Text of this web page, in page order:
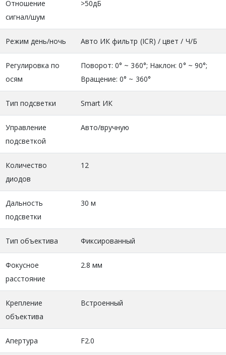
Отношение
сигнал/шум
>50дБ
Режим день/ночь Авто ИК фильтр (ICR) / цвет / Ч/Б
Регулировка по
осям
Поворот: 0° ~ 360°; Наклон: 0° ~ 90°;
Вращение: 0° ~ 360°
Тип подсветки Smart ИК
Управление
подсветкой
Авто/вручную
Количество
диодов
12
Дальность
подсветки
30 м
Тип объектива Фиксированный
Фокусное
расстояние
2.8 мм
Крепление
объектива
Встроенный
Апертура F2.0